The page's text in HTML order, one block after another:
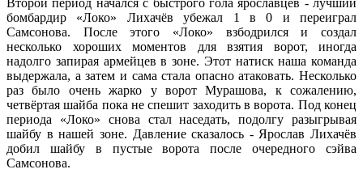
бомбардир «Локо» Лихачёв убежал 1 в 0 и переиграл
Самсонова. После этого «Локо» взбодрился и создал
несколько хороших моментов для взятия ворот, иногда
надолго запирая армейцев в зоне. Этот натиск наша команда
выдержала, а затем и сама стала опасно атаковать. Несколько
раз было очень жарко у ворот Мурашова, к сожалению,
четвёртая шайба пока не спешит заходить в ворота. Под конец
периода «Локо» снова стал наседать, подолгу разыгрывая
шайбу в нашей зоне. Давление сказалось - Ярослав Лихачёв
добил шайбу в пустые ворота после очередного сэйва
Самсонова.